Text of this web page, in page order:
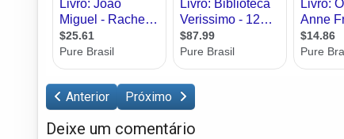
Anterior Próximo
Deixe um comentário